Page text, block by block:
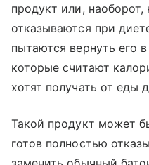
продукт или, наоборот,
отказываются при
пытаются вернуть его
которые считают
хотят получать от еды
Такой продукт может
готов полностью